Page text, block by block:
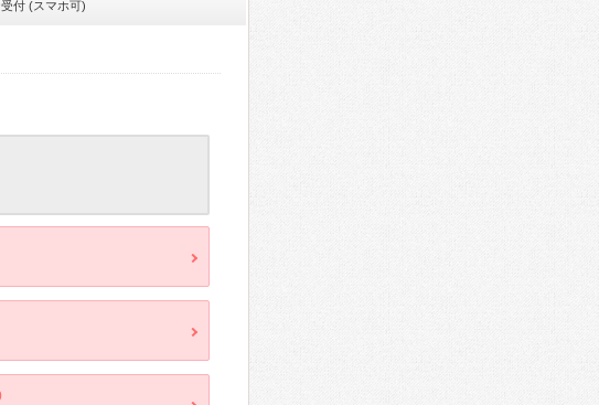
付 (スマホ可)